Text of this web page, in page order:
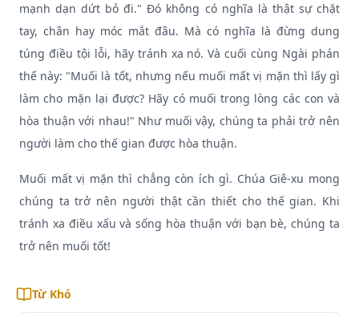
mạnh dạn dứt bỏ đi." Đó không có nghĩa là thật sự chặt
tay, chân hay móc mắt đâu. Mà có nghĩa là đừng dung
túng điều tội lỗi, hãy tránh xa nó. Và cuối cùng Ngài phán
thế này: "Muối là tốt, nhưng nếu muối mất vị mặn thì lấy gì
làm cho mặn lại được? Hãy có muối trong lòng các con và
hòa thuận với nhau!" Như muối vậy, chúng ta phải trở nên
người làm cho thế gian được hòa thuận.
Muối mất vị mặn thì chẳng còn ích gì. Chúa Giê-xu mong
chúng ta trở nên người thật cần thiết cho thế gian. Khi
tránh xa điều xấu và sống hòa thuận với bạn bè, chúng ta
trở nên muối tốt!
Từ Khó